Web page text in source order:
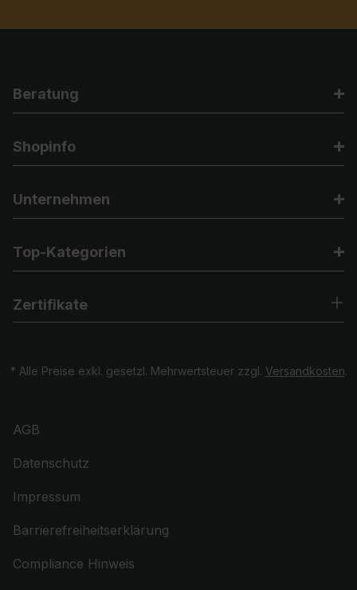
Beratung
Shopinfo
Unternehmen
Top-Kategorien
Zertifikate
* Alle Preise exkl. gesetzl. Mehrwertsteuer zzgl. Versandkosten.
AGB
Datenschutz
Impressum
Barrierefreiheitserklärung
Compliance Hinweis